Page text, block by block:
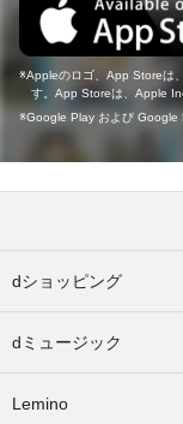
Appleのロゴ、App Storeは
す。App Storeは、Apple
Google Play および Google
dショッピング
dミュージック
Lemino